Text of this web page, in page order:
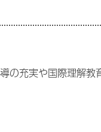
充実や国際理解教